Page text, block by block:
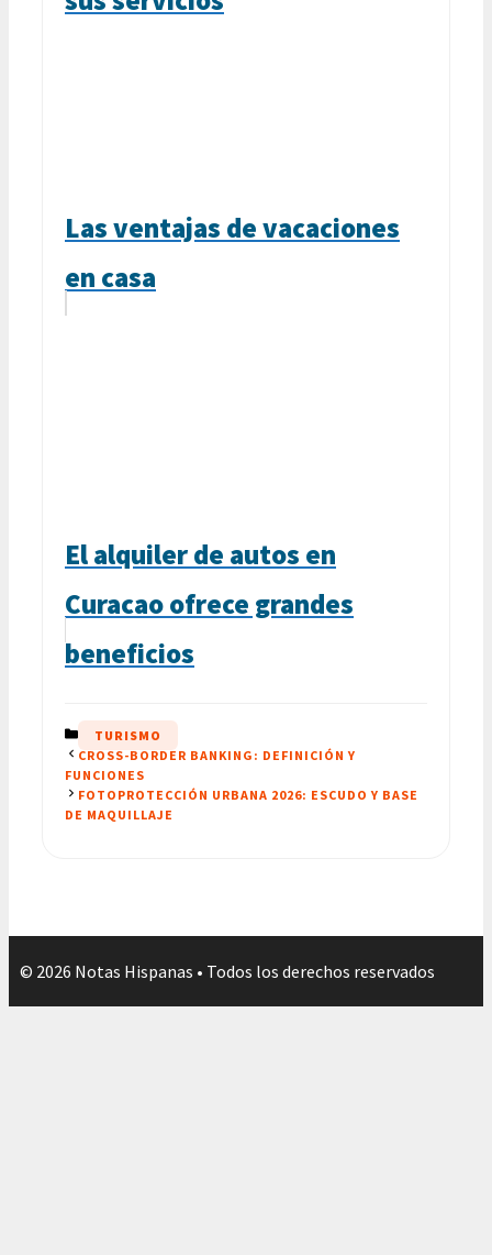
Las ventajas de vacaciones
en casa
El alquiler de autos en
Curacao ofrece grandes
beneficios
CATEGORÍAS
TURISMO
CROSS-BORDER BANKING: DEFINICIÓN Y
FUNCIONES
FOTOPROTECCIÓN URBANA 2026: ESCUDO Y BASE
DE MAQUILLAJE
© 2026 Notas Hispanas • Todos los derechos reservados